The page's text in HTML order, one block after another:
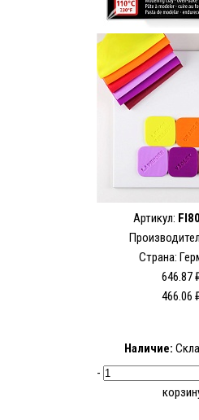
Артикул:
Страна:
646.87
466.06
Наличие:
-